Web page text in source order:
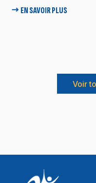
→ EN SAVOIR PLUS
Voir